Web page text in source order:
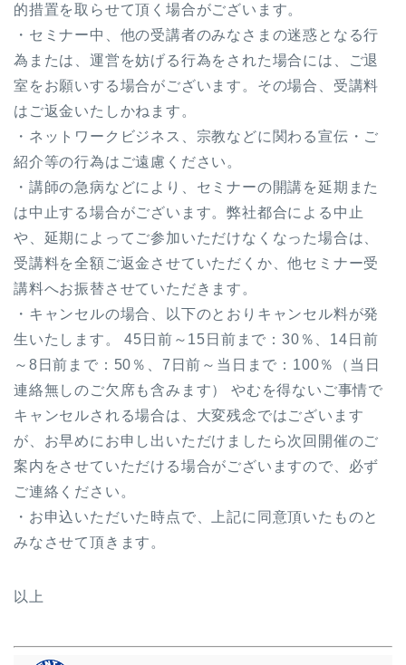
的措置を取らせて頂く場合がございます。
・セミナー中、他の受講者のみなさまの迷惑となる行
為または、運営を妨げる行為をされた場合には、ご退
室をお願いする場合がございます。その場合、受講料
はご返金いたしかねます。
・ネットワークビジネス、宗教などに関わる宣伝・ご
紹介等の行為はご遠慮ください。
・講師の急病などにより、セミナーの開講を延期また
は中止する場合がございます。弊社都合による中止
や、延期によってご参加いただけなくなった場合は、
受講料を全額ご返金させていただくか、他セミナー受
講料へお振替させていただきます。
・キャンセルの場合、以下のとおりキャンセル料が発
生いたします。 45日前～15日前まで：30％、14日前
～8日前まで：50％、7日前～当日まで：100％（当日
連絡無しのご欠席も含みます） やむを得ないご事情で
キャンセルされる場合は、大変残念ではございます
が、お早めにお申し出いただけましたら次回開催のご
案内をさせていただける場合がございますので、必ず
ご連絡ください。
・お申込いただいた時点で、上記に同意頂いたものと
みなさせて頂きます。
以上